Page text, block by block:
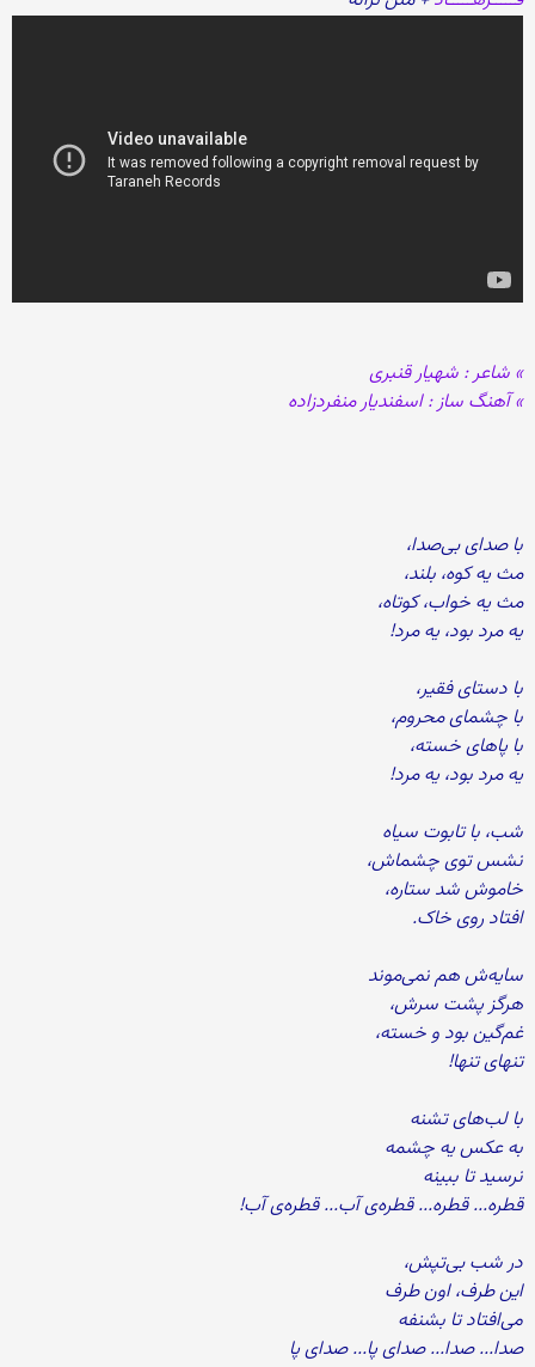
» شاعر : شهیار قنبری
» آهنگ ساز : اسفندیار منفردزاده
با صدای بی‌صدا،
مث یه کوه، بلند،
مث یه خواب، کوتاه،
یه مرد بود، یه مرد!
با دستای فقیر،
با چشمای محروم،
با پاهای خسته،
یه مرد بود، یه مرد!
شب، با تابوت سیاه
نشس توی چشماش،
خاموش شد ستاره،
افتاد روی خاک.
سایه‌ش هم نمی‌موند
هرگز پشت سرش،
غم‌گین بود و خسته،
تنهای تنها!
با لب‌های تشنه
به عکس یه چشمه
نرسید تا ببینه
قطره... قطره... قطره‌ی آب... قطره‌ی آب!
در شب بی‌تپش،
این طرف، اون طرف
می‌افتاد تا بشنفه
صدا... صدا... صدای پا... صدای پا